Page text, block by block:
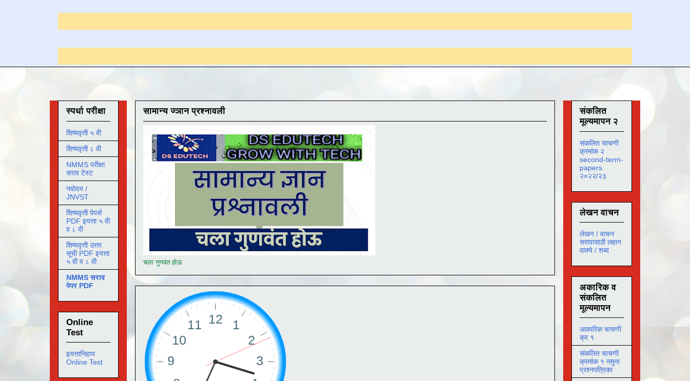
सामान्य ज्ञान प्रश्नावली
चला गुणवंत होऊ
स्पर्धा परीक्षा
शिष्यवृत्ती ५ वी
शिष्यवृत्ती ८ वी
NMMS परीक्षा
सराव टेस्ट
नवोदय /
JNVST
शिष्यवृत्ती पेपर्स
PDF इयत्ता ५ वी
व ८ वी
शिष्यवृत्ती उत्तर
सूची PDF इयत्ता
५ वी व ८ वी
NMMS सराव
पेपर PDF
Online
Test
इयत्तानिहाय
Online Test
संकलित
मूल्यमापन २
संकलित चाचणी
क्रमांक २
second-term-
papers
२०२२/२३
लेखन वाचन
लेखन / वाचन
सरावासाठी लहान
वाक्ये / शब्द
अकारिक व
संकलित
मूल्यमापन
आकारिक चाचणी
क्र १
संकलित चाचणी
क्रमांक १ नमुना
प्रश्नपत्रिका